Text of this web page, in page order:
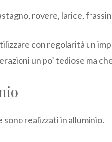
rovere, larice,
con regolarità un
un po’ tediose ma
sono realizzati in alluminio.